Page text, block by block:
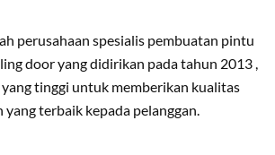
perusahaan spesialis pembuatan pintu
door yang didirikan pada tahun 2013 ,
tinggi untuk memberikan kualitas
yang terbaik kepada pelanggan.